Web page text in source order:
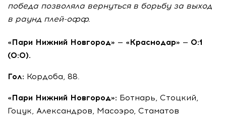
победа позволяла вернуться в борьбу за выход
в раунд плей-офф.
«Пари Нижний Новгород» — «Краснодар» — 0:1
(0:0).
Гол: Кордоба, 88.
«Пари Нижний Новгород»: Ботнарь, Стоцкий,
Гоцук, Александров, Масоэро, Стаматов